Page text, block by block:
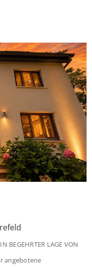
BEGEHRTER LAGE VON
angebotene